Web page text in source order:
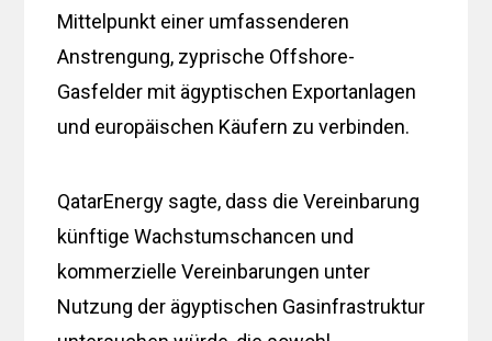
Mittelpunkt einer umfassenderen
Anstrengung, zyprische Offshore-
Gasfelder mit ägyptischen Exportanlagen
und europäischen Käufern zu verbinden.
QatarEnergy sagte, dass die Vereinbarung
künftige Wachstumschancen und
kommerzielle Vereinbarungen unter
Nutzung der ägyptischen Gasinfrastruktur